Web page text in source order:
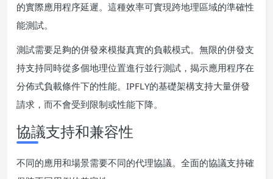
的實際應用程序延遲。這種效率可實現跨地理區域的準確性
能測試。
測試需要足夠的併發來模擬真實的負載模式。無限的併發支
持支持同時從多個地理位置進行並行測試，揭示應用程序在
分佈式負載條件下的性能。IPFLY的基礎架構支持大量併發
請求，而不會受到限制或性能下降。
協議支持和兼容性
不同的應用和場景需要不同的代理協議。全面的協議支持確